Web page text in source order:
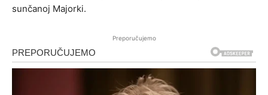
sunčanoj Majorki.
Preporučujemo